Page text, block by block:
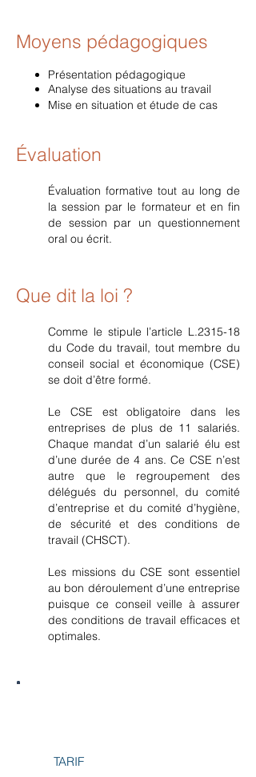
Moyens pédagogiques
Présentation pédagogique
Analyse des situations au travail
Mise en situation et étude de cas
Évaluation
Évaluation formative tout au long de
la session par le formateur et en fin
de session par un questionnement
oral ou écrit.
Que dit la loi ?
Comme le stipule l’article L.2315-18
du Code du travail, tout membre du
conseil social et économique (CSE)
se doit d’être formé.
Le CSE est obligatoire dans les
entreprises de plus de 11 salariés.
Chaque mandat d’un salarié élu est
d’une durée de 4 ans.Ce CSE n’est
autre que le regroupement des
délégués du personnel, du comité
d’entreprise et du comité d’hygiène,
de sécurité et des conditions de
travail (CHSCT).
Les missions du CSE sont essentiel
au bon déroulement d’une entreprise
puisque ce conseil veille à assurer
des conditions de travail efficaces et
optimales.
TARIF